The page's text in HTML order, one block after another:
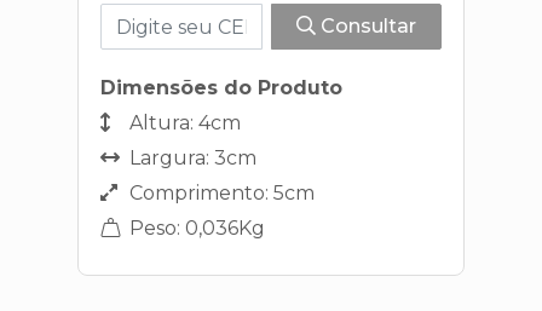
Consultar
Dimensões do Produto
Altura: 4cm
Largura: 3cm
Comprimento: 5cm
Peso: 0,036Kg